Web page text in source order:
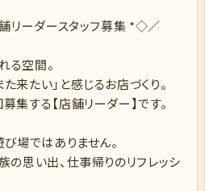
リーダースタッフ募集 *◇／
る空間。
来たい」と感じるお店づくり。
集する【店舗リーダー】です。
場ではありません。
の思い出、仕事帰りのリフレッシ